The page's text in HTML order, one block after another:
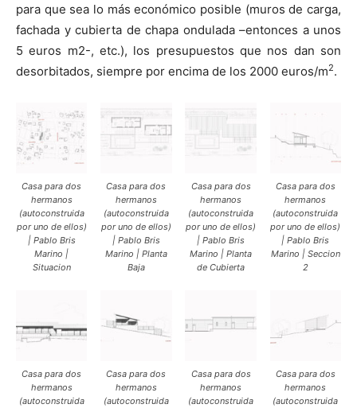
para que sea lo más económico posible (muros de carga,
fachada y cubierta de chapa ondulada –entonces a unos
5 euros m2-, etc.), los presupuestos que nos dan son
desorbitados, siempre por encima de los 2000 euros/m2.
Casa para dos
hermanos
(autoconstruida
por uno de ellos)
| Pablo Bris
Marino |
Situacion
Casa para dos
hermanos
(autoconstruida
por uno de ellos)
| Pablo Bris
Marino | Planta
Baja
Casa para dos
hermanos
(autoconstruida
por uno de ellos)
| Pablo Bris
Marino | Planta
de Cubierta
Casa para dos
hermanos
(autoconstruida
por uno de ellos)
| Pablo Bris
Marino | Seccion
2
Casa para dos
hermanos
(autoconstruida
Casa para dos
hermanos
(autoconstruida
Casa para dos
hermanos
(autoconstruida
Casa para dos
hermanos
(autoconstruida